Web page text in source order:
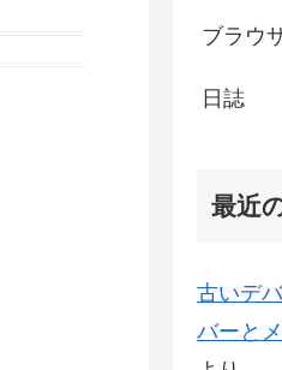
ブラウ
日誌
最近
古いデ
バーと